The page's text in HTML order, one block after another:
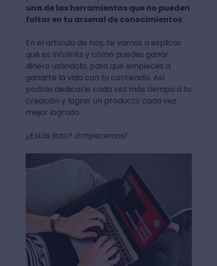
una de las herramientas que no pueden
faltar en tu arsenal de conocimientos.
En el artículo de hoy, te vamos a explicar
qué es Infolinks y cómo puedes ganar
dinero usándolo, para que empieces a
ganarte la vida con tu contenido. Así
podrás dedicarle cada vez más tiempo a tu
creación y lograr un producto cada vez
mejor logrado.
¿Estás listo? ¡Empecemos!